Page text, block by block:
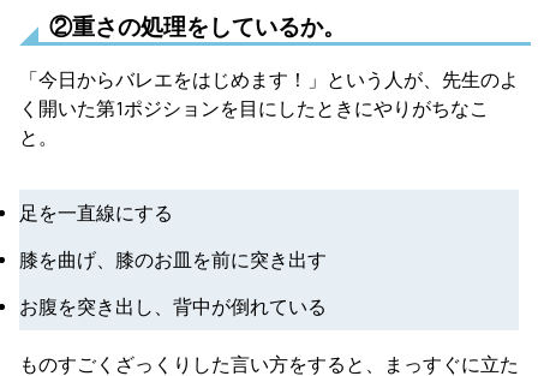
②重さの処理をしているか。
「今日からバレエをはじめます！」という人が、先生のよ
く開いた第1ポジションを目にしたときにやりがちなこ
と。
足を一直線にする
膝を曲げ、膝のお皿を前に突き出す
お腹を突き出し、背中が倒れている
ものすごくざっくりした言い方をすると、まっすぐに立た